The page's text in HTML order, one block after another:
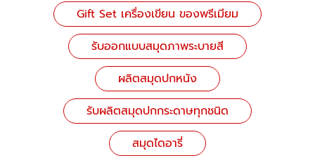
Gift Set เครื่องเขียน ของพรีเมียม
รับออกแบบสมุดภาพระบายสี
ผลิตสมุดปกหนัง
รับผลิตสมุดปกกระดาษทุกชนิด
สมุดไดอารี่